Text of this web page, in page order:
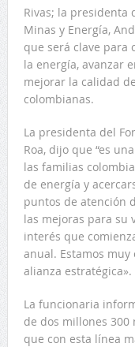
Rivas; la presidenta
Minas y Energía,
que será clave para
la energía, avanzar
mejorar la calidad
colombianas.
La presidenta del
Roa, dijo que “es
las familias
de energía y
puntos de atención
las mejoras para su
interés que
anual. Estamos
alianza estratégica».
La funcionaria
de dos millones 300
que con esta línea